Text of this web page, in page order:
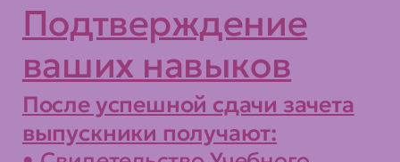
компьютерных системах;
планировать и осуществлять
атаки на защитные механизмы
операционных систем и
приложений;
Подтверждение
ваших навыков
После успешной сдачи зачета
выпускники получают: